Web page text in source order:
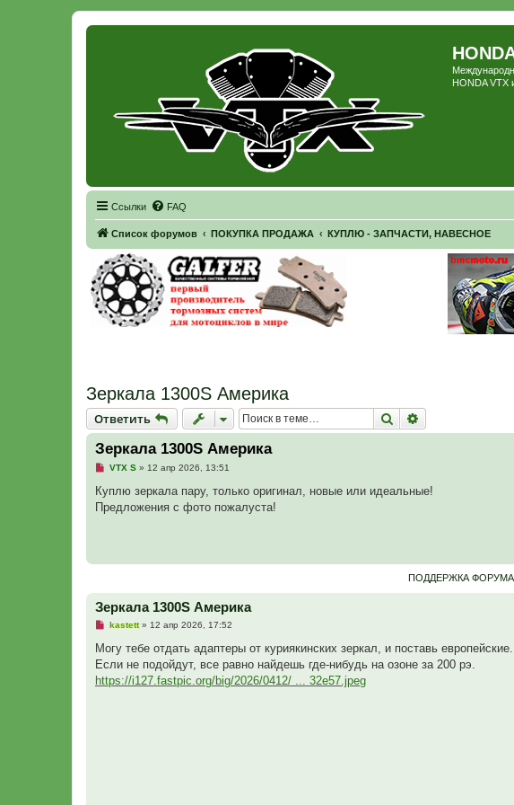
HONDA VTX
Ссылки FAQ
Список форумов ПОКУПКА ПРОДАЖА КУПЛЮ - ЗАПЧАСТИ, НАВЕСНОЕ
Зеркала 1300S Америка
Ответить
Ответить Поиск
Зеркала 1300S Америка
Н
п
р
о
н
е
с
о
щ
е
н
и
VTX S» 12 апр 2026, 13:51
Куплю зеркала пару, только оригинал, новые или идеальные!
Предложения с фото пожалуста!
ПОДДЕРЖКА ФОРУМА
Зеркала 1300S Америка
Н
п
о
ч
и
kastett» 12 апр 2026, 17:52
Могу тебе отдать адаптеры от куриякинских зеркал, и поставь
Если не подойдут, все равно найдешь где-нибудь на озоне за 200 рэ.
https://i127.fastpic.org/big/2026/0412/ ... 32e57.jpeg